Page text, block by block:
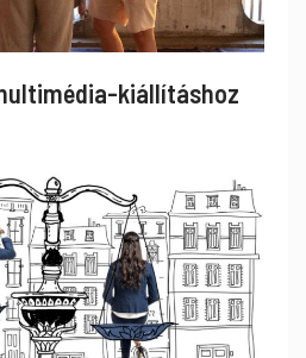
kiállításhoz